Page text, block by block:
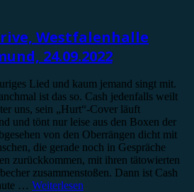
Westfalenhalle
24.09.2022
Lied und kaum jemand singt mit.
ist das so. Cash jedenfalls weilt
uns, sein „Hurt“-Cover läuft
und tönt nur leise aus den Boxen der
von den Oberrängen dicht mit
die gerade noch in Gespräche
zurückkommen, mit ihren tätowierten
zusammenstoßen. Dann ist Cash
… Weiterlesen